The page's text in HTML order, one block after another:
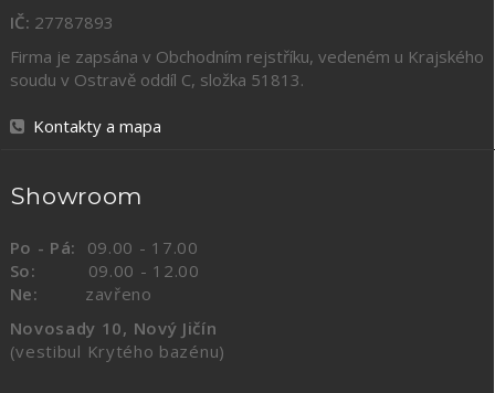
IČ: 27787893
Firma je zapsána v Obchodním rejstříku, vedeném u Krajského
soudu v Ostravě oddíl C, složka 51813.
Kontakty a mapa
Showroom
Po - Pá:
09.00 - 17.00
So: 09.00 - 12.00
Ne: zavřeno
Novosady 10, Nový Jičín
(vestibul Krytého bazénu)